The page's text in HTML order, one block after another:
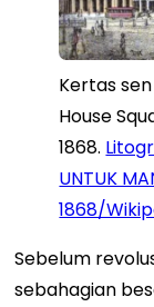
Kertas
House
1868.
UNTUK
1868/
Sebelum
sebahagian